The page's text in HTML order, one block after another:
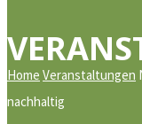
Home Veranstaltungen
nachhaltig